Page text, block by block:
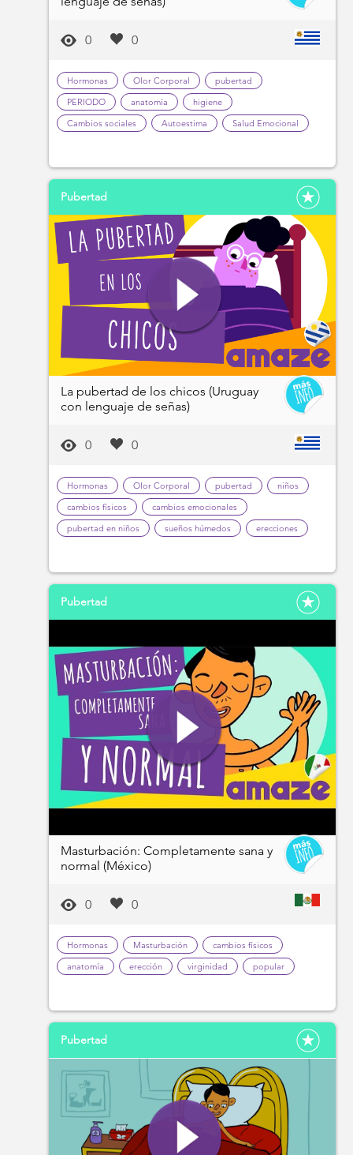
0 0
Hormonas Olor Corporal
pubertad
PERIODO
anatomía
higiene
Cambios sociales
Autoestima Salud Emocional
Pubertad
La pubertad de los chicos (Uruguay
con lenguaje de señas)
0 0
Hormonas Olor Corporal pubertad
niños
cambios físicos
cambios emocionales
pubertad en niños
sueños húmedos erecciones
Pubertad
Masturbación: Completamente sana y
normal (México)
0 0
Hormonas Masturbación
cambios físicos
anatomía
erección virginidad popular
Pubertad